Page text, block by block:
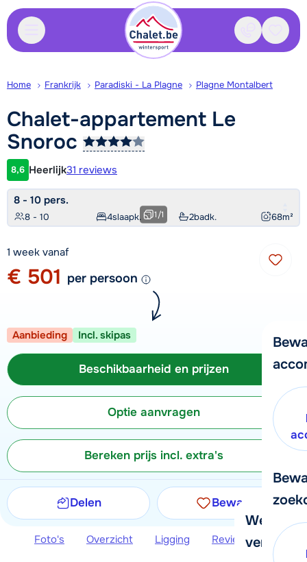
Contact
We
verder!
Home Frankrijk Paradiski - La Plagne Plagne Montalbert
Chalet-appartement Le
Snoroc
Klantwaardering
8,6 Heerlijk31 reviews
8 - 10 pers.
8 - 10 4slaapk. 2badk. 68m²
1/1
1 week vanaf
€ 501 per persoon
Aanbieding Incl. skipas
Beschikbaarheid en prijzen
Optie aanvragen
Bereken prijs incl. extra's
Delen Bewaren
Foto's Overzicht Ligging Reviews